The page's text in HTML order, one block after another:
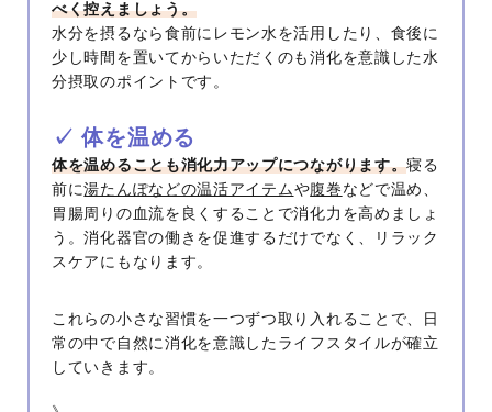
べく控えましょう。
水分を摂るなら食前にレモン水を活用したり、食後に
少し時間を置いてからいただくのも消化を意識した水
分摂取のポイントです。
✓ 体を温める
体を温めることも消化力アップにつながります。寝る
前に湯たんぽなどの温活アイテムや腹巻などで温め、
胃腸周りの血流を良くすることで消化力を高めましょ
う。消化器官の働きを促進するだけでなく、リラック
スケアにもなります。
これらの小さな習慣を一つずつ取り入れることで、日
常の中で自然に消化を意識したライフスタイルが確立
していきます。